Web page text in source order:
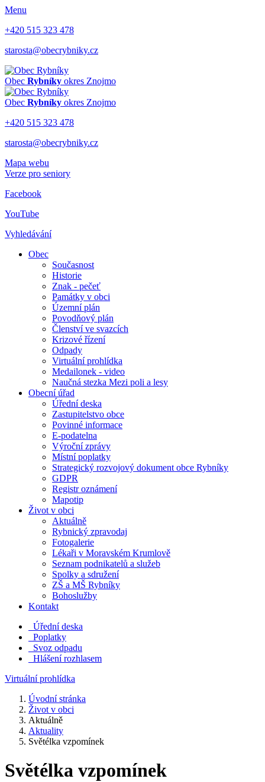
Menu
+420 515 323 478
starosta@obecrybniky.cz
Obec Rybníky okres Znojmo
Obec Rybníky okres Znojmo
+420 515 323 478
starosta@obecrybniky.cz
Mapa webu
Verze pro seniory
Facebook
YouTube
Vyhledávání
Obec
Současnost
Historie
Znak - pečeť
Památky v obci
Územní plán
Povodňový plán
Členství ve svazcích
Krizové řízení
Odpady
Virtuální prohlídka
Medailonek - video
Naučná stezka Mezi poli a lesy
Obecní úřad
Úřední deska
Zastupitelstvo obce
Povinné informace
E-podatelna
Výroční zprávy
Místní poplatky
Strategický rozvojový dokument obce Rybníky
GDPR
Registr oznámení
Mapotip
Život v obci
Aktuálně
Rybnický zpravodaj
Fotogalerie
Lékaři v Moravském Krumlově
Seznam podnikatelů a služeb
Spolky a sdružení
ZŠ a MŠ Rybníky
Bohoslužby
Kontakt
Úřední deska
Poplatky
Svoz odpadu
Hlášení rozhlasem
Virtuální prohlídka
Úvodní stránka
Život v obci
Aktuálně
Aktuality
Světélka vzpomínek
Světélka vzpomínek